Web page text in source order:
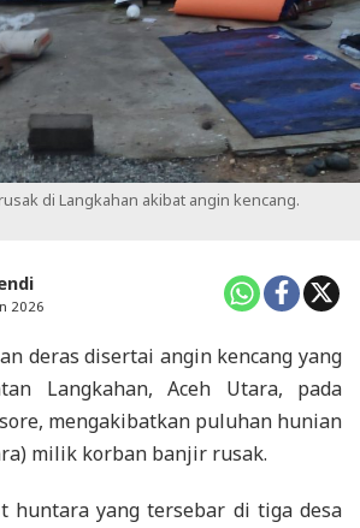
di Langkahan akibat angin kencang.
2026
deras disertai angin kencang yang
Langkahan, Aceh Utara, pada
mengakibatkan puluhan hunian
milik korban banjir rusak.
huntara yang tersebar di tiga desa